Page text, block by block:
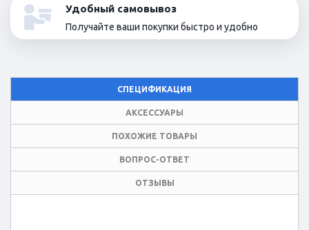
Удобный самовывоз
Получайте ваши покупки быстро и удобно
СПЕЦИФИКАЦИЯ
АКСЕССУАРЫ
ПОХОЖИЕ ТОВАРЫ
ВОПРОС-ОТВЕТ
ОТЗЫВЫ